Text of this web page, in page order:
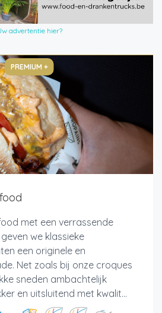
advertentie hier?
PREMIUM +
met een verrassende
we klassieke
een originele en
Net zoals bij onze croques
sneden ambachtelijk
en uitsluitend met kwalit...